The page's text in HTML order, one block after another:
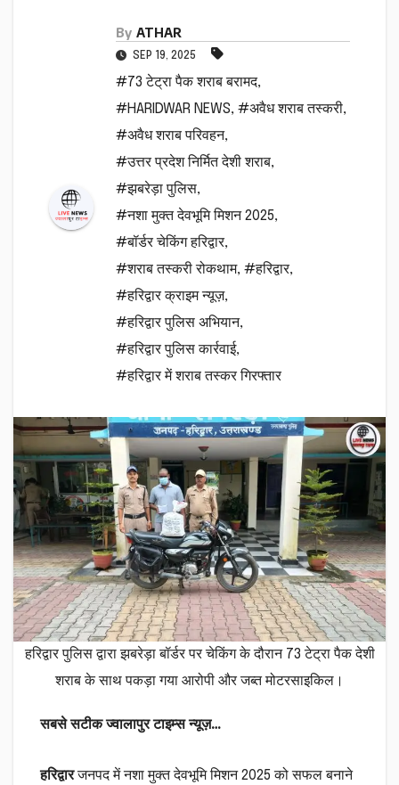
By ATHAR
SEP 19, 2025
#73 टेट्रा पैक शराब बरामद,
#HARIDWAR NEWS, #अवैध शराब तस्करी,
#अवैध शराब परिवहन,
#उत्तर प्रदेश निर्मित देशी शराब,
#झबरेड़ा पुलिस,
#नशा मुक्त देवभूमि मिशन 2025,
#बॉर्डर चेकिंग हरिद्वार,
#शराब तस्करी रोकथाम, #हरिद्वार,
#हरिद्वार क्राइम न्यूज़,
#हरिद्वार पुलिस अभियान,
#हरिद्वार पुलिस कार्रवाई,
#हरिद्वार में शराब तस्कर गिरफ्तार
हरिद्वार पुलिस द्वारा झबरेड़ा बॉर्डर पर चेकिंग के दौरान 73 टेट्रा पैक देशी
शराब के साथ पकड़ा गया आरोपी और जब्त मोटरसाइकिल।
सबसे सटीक ज्वालापुर टाइम्स न्यूज़…
हरिद्वारजनपद में नशा मुक्त देवभूमि मिशन 2025 को सफल बनाने